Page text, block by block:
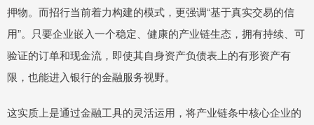
押物。而招行当前着力构建的模式，更强调“基于真实交易的信
用”。只要企业嵌入一个稳定、健康的产业链生态，拥有持续、可
验证的订单和现金流，即使其自身资产负债表上的有形资产有
限，也能进入银行的金融服务视野。
这实质上是通过金融工具的灵活运用，将产业链条中核心企业的